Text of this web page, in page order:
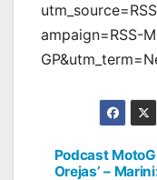
ampaign=RSS-
Podcast
Orejas’ –